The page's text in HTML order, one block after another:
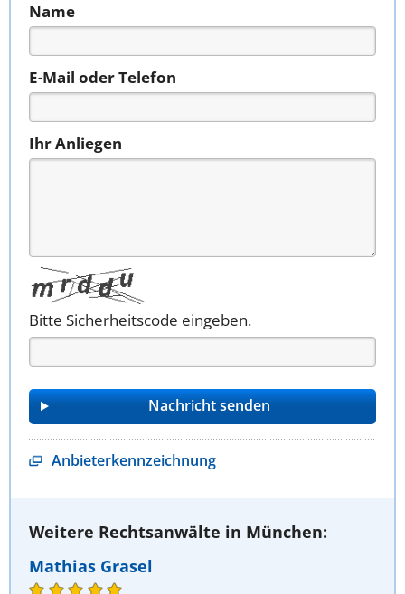
Name
E-Mail oder Telefon
Ihr Anliegen
Bitte Sicherheitscode eingeben.
Anbieterkennzeichnung
Weitere Rechtsanwälte in München:
Mathias Grasel